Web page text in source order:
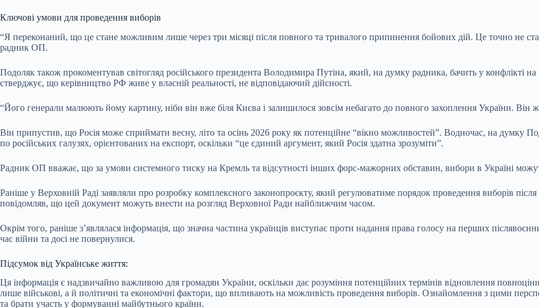
Ключові умови для проведення виборів
“Я переконаний, що це стане можливим лише через три місяці після повного та тривалого припинення бойових дій. Це точно не
радник ОП.
Подоляк також прокоментував світогляд російського президента Володимира Путіна, який, на думку радника, бачить у конфлікті
стверджує, що керівництво РФ живе у власній реальності, не відповідаючий дійсності.
“Його генерали малюють йому картину, ніби він вже біля Києва і залишилося зовсім небагато до повного захоплення України. Він
Він припустив, що Росія може сприймати весну, літо та осінь 2026 року як потенційне “вікно можливостей”. Водночас, на думку
по російських галузях, орієнтованих на експорт, оскільки “це єдиний аргумент, який Росія здатна зрозуміти”.
Радник ОП вважає, що за умови системного тиску на Кремль та відсутності інших форс-мажорних обставин, вибори в Україні
Раніше у Верховній Раді заявляли про розробку комплексного законопроєкту, який регулюватиме порядок проведення виборів
повідомляв, що цей документ можуть внести на розгляд Верховної Ради найближчим часом.
Окрім того, раніше з’являлася інформація, що значна частина українців виступає проти надання права голосу на перших
час війни та досі не повернулися.
Підсумок від Українське життя:
Ця інформація є надзвичайно важливою для громадян України, оскільки дає розуміння потенційних термінів відновлення
лише військові, а й політичні та економічні фактори, що впливають на можливість проведення виборів. Ознайомлення з цими
та брати участь у формуванні майбутнього країни.